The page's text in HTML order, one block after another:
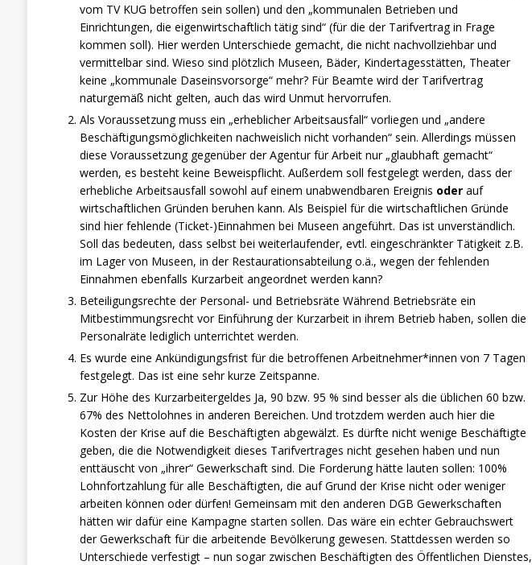
vom TV KUG betroffen sein sollen) und den „kommunalen Betrieben und
Einrichtungen, die eigenwirtschaftlich tätig sind“ (für die der Tarifvertrag in Frage
kommen soll). Hier werden Unterschiede gemacht, die nicht nachvollziehbar und
vermittelbar sind. Wieso sind plötzlich Museen, Bäder, Kindertagesstätten, Theater
keine „kommunale Daseinsvorsorge“ mehr? Für Beamte wird der Tarifvertrag
naturgemäß nicht gelten, auch das wird Unmut hervorrufen.
Als Voraussetzung muss ein „erheblicher Arbeitsausfall“ vorliegen und „andere
Beschäftigungsmöglichkeiten nachweislich nicht vorhanden“ sein. Allerdings müssen
diese Voraussetzung gegenüber der Agentur für Arbeit nur „glaubhaft gemacht“
werden, es besteht keine Beweispflicht. Außerdem soll festgelegt werden, dass der
erhebliche Arbeitsausfall sowohl auf einem unabwendbaren Ereignis oderauf
wirtschaftlichen Gründen beruhen kann. Als Beispiel für die wirtschaftlichen Gründe
sind hier fehlende (Ticket-)Einnahmen bei Museen angeführt. Das ist unverständlich.
Soll das bedeuten, dass selbst bei weiterlaufender, evtl. eingeschränkter Tätigkeit z.B.
im Lager von Museen, in der Restaurationsabteilung o.ä., wegen der fehlenden
Einnahmen ebenfalls Kurzarbeit angeordnet werden kann?
Beteiligungsrechte der Personal- und Betriebsräte Während Betriebsräte ein
Mitbestimmungsrecht vor Einführung der Kurzarbeit in ihrem Betrieb haben, sollen die
Personalräte lediglich unterrichtet werden.
Es wurde eine Ankündigungsfrist für die betroffenen Arbeitnehmer*innen von 7 Tagen
festgelegt. Das ist eine sehr kurze Zeitspanne.
Zur Höhe des Kurzarbeitergeldes Ja, 90 bzw. 95 % sind besser als die üblichen 60 bzw.
67% des Nettolohnes in anderen Bereichen. Und trotzdem werden auch hier die
Kosten der Krise auf die Beschäftigten abgewälzt. Es dürfte nicht wenige Beschäftigte
geben, die die Notwendigkeit dieses Tarifvertrages nicht gesehen haben und nun
enttäuscht von „ihrer“ Gewerkschaft sind. Die Forderung hätte lauten sollen: 100%
Lohnfortzahlung für alle Beschäftigten, die auf Grund der Krise nicht oder weniger
arbeiten können oder dürfen! Gemeinsam mit den anderen DGB Gewerkschaften
hätten wir dafür eine Kampagne starten sollen. Das wäre ein echter Gebrauchswert
der Gewerkschaft für die arbeitende Bevölkerung gewesen. Stattdessen werden so
Unterschiede verfestigt – nun sogar zwischen Beschäftigten des Öffentlichen Dienstes,